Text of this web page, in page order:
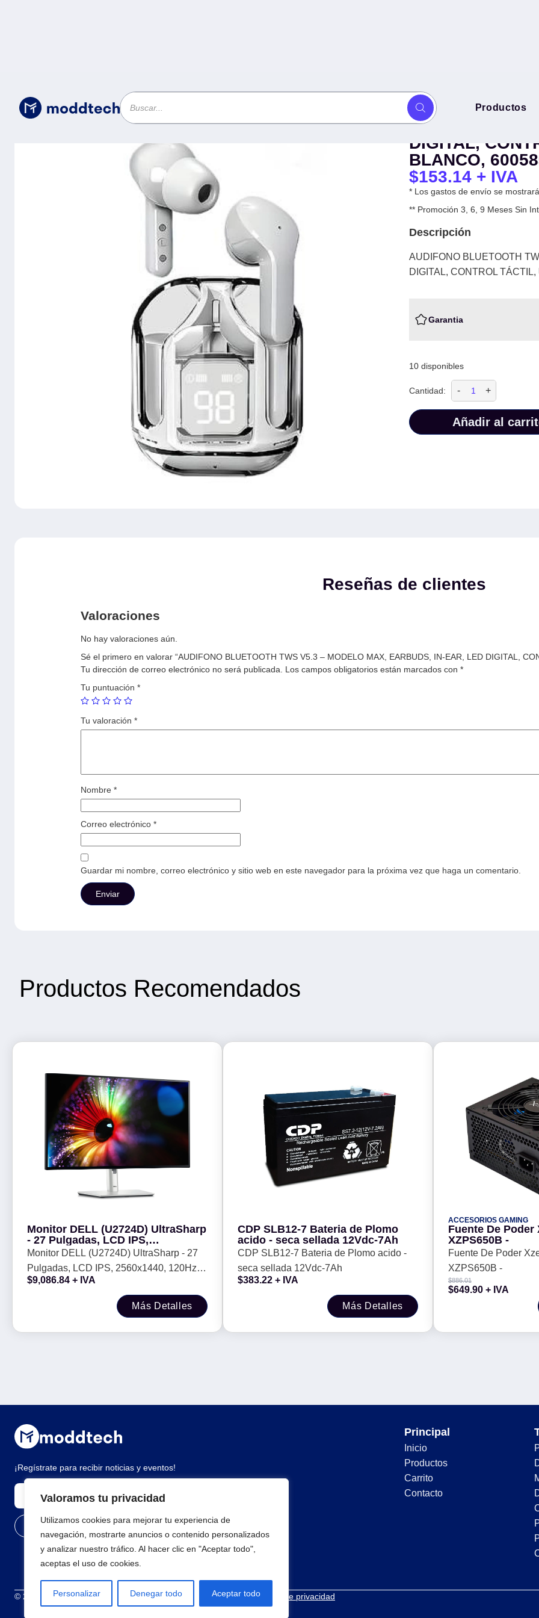
Valoramos tu privacidad
Utilizamos cookies para mejorar tu experiencia de
navegación, mostrarte anuncios o contenido personalizados
y analizar nuestro tráfico. Al hacer clic en "Aceptar todo",
aceptas el uso de cookies.
Personalizar Denegar todo Aceptar todo
Productos
Sin categoría/AUDIFONO BLUETOOTH TWS V5.3 - MODELO MAX, EARBUDS, IN-EAR,
LED DIGITAL, CONTROL TÁCTIL, UNIVERSAL, BLANCO, 6005859
AUDIFONO
MODELO MAX,
DIGITAL,
BLANCO,
$153.14+ IVA
* Los gastos de envío se
** Promoción 3, 6, 9 Meses Sin
Descripción
AUDIFONO BLUETOOTH
DIGITAL, CONTROL
Garantia
10 disponibles
Cantidad: - +
Añadir al
Reseñas de clientes
Valoraciones
No hay valoraciones aún.
Sé el primero en valorar “AUDIFONO BLUETOOTH TWS V5.3 – MODELO MAX, EARBUDS, IN-EAR, LED DIGITAL,
Tu dirección de correo electrónico no será publicada.
Los campos obligatorios están marcados con *
Tu puntuación *
Tu valoración *
Nombre *
Correo electrónico *
Guardar mi nombre, correo electrónico y sitio web en este navegador para la próxima vez que haga un comentario.
Productos Recomendados
Monitor DELL (U2724D) UltraSharp
- 27 Pulgadas, LCD IPS,
2560x1440, 120Hz,
HDMI/DisplayPort, 210-BKSF
Monitor DELL (U2724D) UltraSharp - 27
Pulgadas, LCD IPS, 2560x1440, 120Hz,
HDMI/DisplayPort, 210-BKSF
$9,086.84 + IVA
Más Detalles
CDP SLB12-7 Bateria de Plomo
acido - seca sellada 12Vdc-7Ah
CDP SLB12-7 Bateria de Plomo acido -
seca sellada 12Vdc-7Ah
$383.22 + IVA
Más Detalles
ACCESORIOS GAMING
Fuente De Poder
XZPS650B -
Fuente De Poder
XZPS650B -
$886.01
$649.90 + IVA
¡Regístrate para recibir noticias y eventos!
Principal
Inicio
Productos
Carrito
Contacto
© 2026 Todos los derechos reservados Términos y condicionesPolítica de privacidad